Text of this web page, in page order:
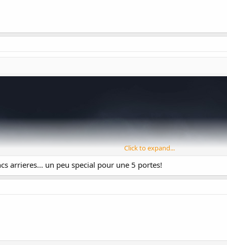
Click to expand...
arrieres... un peu special pour une 5 portes!